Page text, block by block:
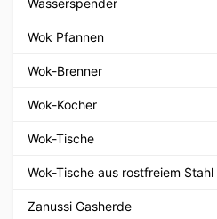
Wasserspender
Wok Pfannen
Wok-Brenner
Wok-Kocher
Wok-Tische
Wok-Tische aus rostfreiem Stahl
Zanussi Gasherde